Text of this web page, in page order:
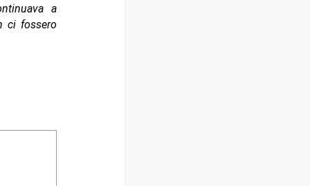
a
ci fossero